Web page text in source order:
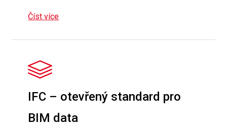
Číst více
IFC – otevřený standard pro
BIM data